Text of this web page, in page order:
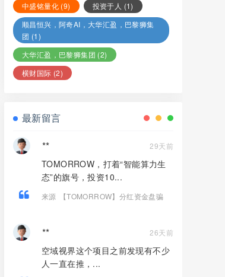
中盛铭量化 (9) 投资于人 (1)
顺昌恒兴，阿奇AI，大华汇盈，巴黎狮集
团 (1)
大华汇盈，巴黎狮集团 (2)
横财国际 (2)
最新留言
** 29天前
TOMORROW，打着“智能算力生
态”的旗号，投资10...
来源
【TOMORROW】分红资金盘骗
** 26天前
空域视界这个项目之前发现有不少
人一直在推，...